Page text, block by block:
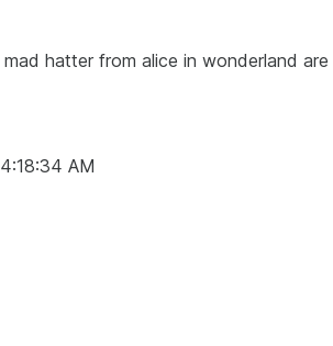
hatter from alice in wonderland
AM